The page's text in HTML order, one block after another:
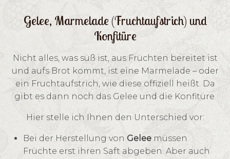
Gelee, Marmelade (Fruchtaufstrich) und
Konfitüre
Nicht alles, was süß ist, aus Früchten bereitet ist
und aufs Brot kommt, ist eine Marmelade – oder
ein Fruchtaufstrich, wie diese offiziell heißt. Da
gibt es dann noch das Gelee und die Konfitüre.
Hier stelle ich Ihnen den Unterschied vor:
Bei der Herstellung vonGeleemüssen
Früchte erst ihren Saft abgeben. Aber auch